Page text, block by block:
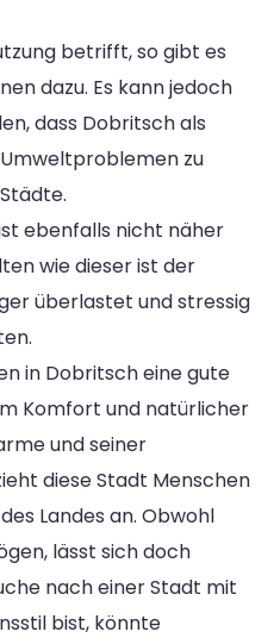
betrifft, so gibt es
dazu. Es kann jedoch
dass Dobritsch als
zu
ebenfalls nicht näher
wie dieser ist der
überlastet und stressig
in Dobritsch eine gute
Komfort und natürlicher
und seiner
diese Stadt Menschen
Landes an. Obwohl
lässt sich doch
nach einer Stadt mit
bist, könnte